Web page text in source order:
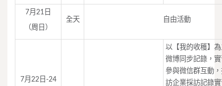
7月21日
（周日）
全天 自由活動
7月22日-24
以【我的收穫】
微博同步記錄，
參與微信群互動
訪企業採訪記錄